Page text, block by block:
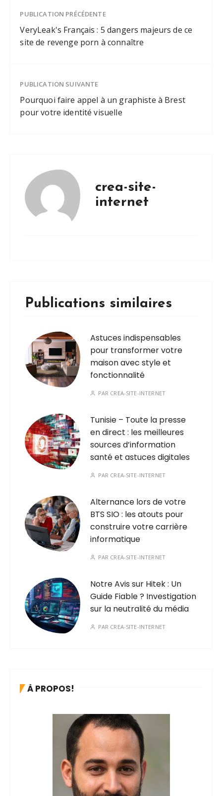
revenge porn à
connaître
PUBLICATION PRÉCÉDENTE
VeryLeak's Français : 5 dangers majeurs de ce
site de revenge porn à connaître
PUBLICATION SUIVANTE
Pourquoi faire appel à un graphiste à Brest
pour votre identité visuelle
crea-site-
internet
Publications similaires
Astuces indispensables
pour transformer votre
maison avec style et
fonctionnalité
PAR CREA-SITE-INTERNET
Tunisie – Toute la presse
en direct : les meilleures
sources d’information
santé et astuces digitales
PAR CREA-SITE-INTERNET
Alternance lors de votre
BTS SIO : les atouts pour
construire votre carrière
informatique
PAR CREA-SITE-INTERNET
Notre Avis sur Hitek : Un
Guide Fiable ? Investigation
sur la neutralité du média
PAR CREA-SITE-INTERNET
À PROPOS!